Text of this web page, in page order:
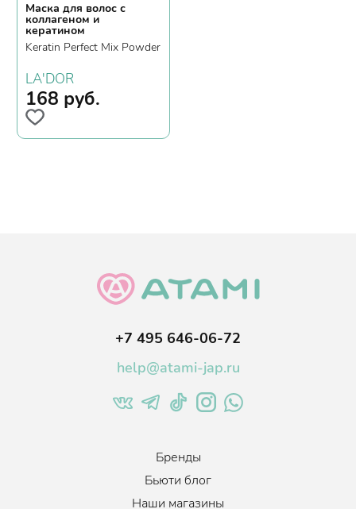
Маска для волос с
коллагеном и
кератином
Keratin Perfect Mix Powder
LA'DOR
168 руб.
+7 495 646-06-72
help@atami-jap.ru
Бренды
Бьюти блог
Наши магазины